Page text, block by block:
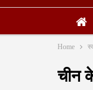
Home
चीन